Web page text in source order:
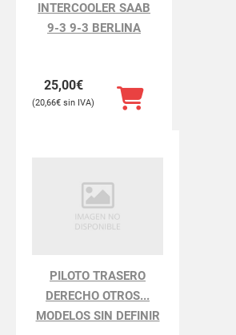
INTERCOOLER SAAB
9-3 9-3 BERLINA
25,00€
20,66€
PILOTO TRASERO
DERECHO OTROS...
MODELOS SIN DEFINIR